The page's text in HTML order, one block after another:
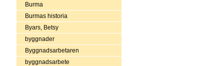
Burma
Burmas historia
Byars, Betsy
byggnader
Byggnadsarbetaren
byggnadsarbete